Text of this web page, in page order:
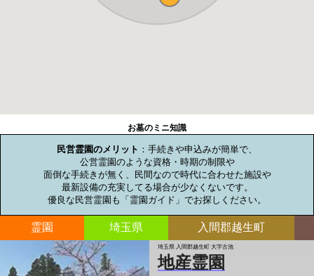
お墓のミニ知識
民営霊園のメリット ：手続きや申込みが簡単で、
公営霊園のような資格・時期の制限や
面倒な手続きが無く、民間なので時代に合わせた施設や
最新設備の充実してる場合が少なくないです。
優良な民営霊園も「霊園ガイド」でお探しください。
霊園 埼玉県 入間郡越生町
埼玉県 入間郡越生町 大字古池
地産霊園